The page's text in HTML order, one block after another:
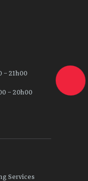
– 21h00
– 20h00
Services